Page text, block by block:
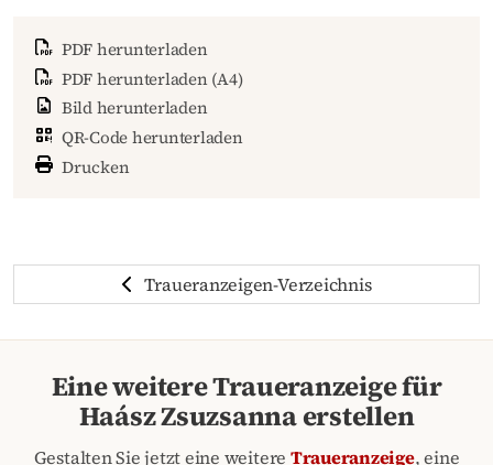
PDF herunterladen
PDF herunterladen (A4)
Bild herunterladen
QR-Code herunterladen
Drucken
Traueranzeigen-Verzeichnis
Eine weitere Traueranzeige für
Haász Zsuzsanna erstellen
Gestalten Sie jetzt eine weitere Traueranzeige, eine